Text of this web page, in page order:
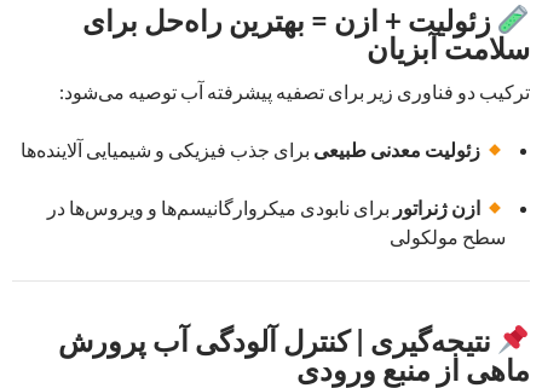
زئولیت + ازن = بهترین راه‌حل برای
سلامت آبزیان
ترکیب دو فناوری زیر برای تصفیه پیشرفته آب توصیه می‌شود:
زئولیت معدنی طبیعی برای جذب فیزیکی و شیمیایی آلاینده‌ها
ازن ژنراتور برای نابودی میکروارگانیسم‌ها و ویروس‌ها در
سطح مولکولی
نتیجه‌گیری | کنترل آلودگی آب پرورش
ماهی از منبع ورودی